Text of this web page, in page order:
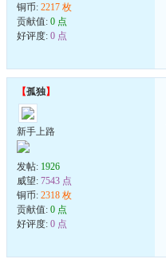
铜币: 2217 枚
贡献值: 0 点
好评度: 0 点
【孤独】
新手上路
发帖: 1926
威望: 7543 点
铜币: 2318 枚
贡献值: 0 点
好评度: 0 点